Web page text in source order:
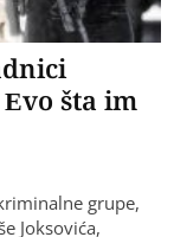
šta im
grupe,
Joksovića,